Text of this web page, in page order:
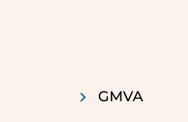
Facebook
compte Instagram
GMVA